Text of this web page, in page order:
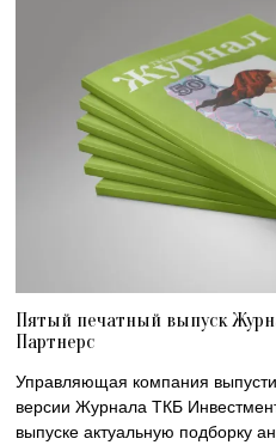
Пятый печатный выпуск
Партнерс
Управляющая компания
версии Журнала ТКБ
выпуске актуальную подборку